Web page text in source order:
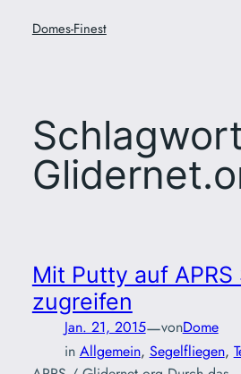
InhaltDomes-Finest
Mit Putty auf APRS
zugreifen
Jan. 21, 2015—vonDome
in Allgemein, Segelfliegen,